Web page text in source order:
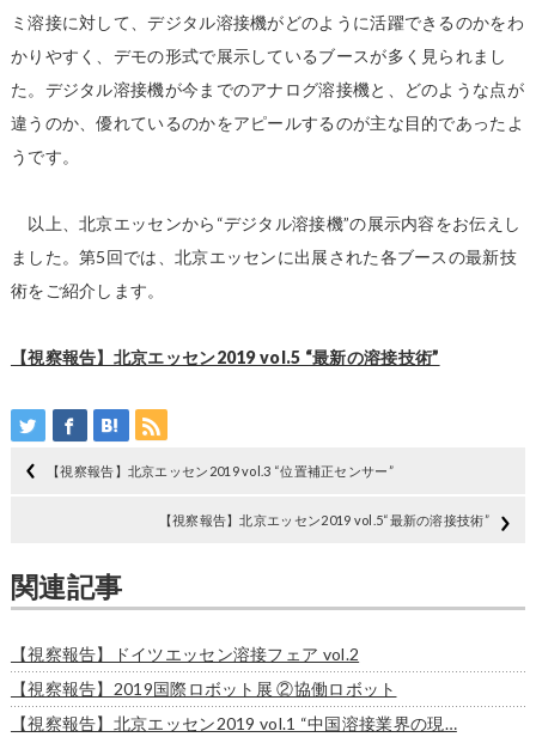
ミ溶接に対して、デジタル溶接機がどのように活躍できるのかをわ
かりやすく、デモの形式で展示しているブースが多く見られまし
た。デジタル溶接機が今までのアナログ溶接機と、どのような点が
違うのか、優れているのかをアピールするのが主な目的であったよ
うです。
以上、北京エッセンから“デジタル溶接機”の展示内容をお伝えし
ました。第5回では、北京エッセンに出展された各ブースの最新技
術をご紹介します。
【視察報告】北京エッセン2019 vol.5 “最新の溶接技術”
【視察報告】北京エッセン2019 vol.3 “位置補正センサー”
【視察報告】北京エッセン2019 vol.5“最新の溶接技術”
関連記事
【視察報告】ドイツエッセン溶接フェア vol.2
【視察報告】2019国際ロボット展 ②協働ロボット
【視察報告】北京エッセン2019 vol.1 “中国溶接業界の現…